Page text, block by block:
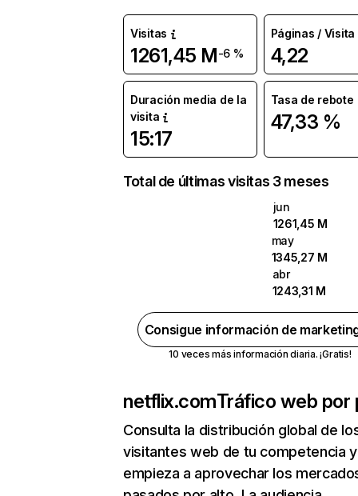
Visitas
1261,45 M-6 %
Páginas / Visita
4,22
Duración media de la
visita
15:17
Tasa de rebote
47,33 %
Total de últimas visitas 3 meses
jun
1261,45 M
may
1345,27 M
abr
1243,31 M
Consigue información de
10 veces más información diaria. ¡Gratis!
netflix.comTráfico web por
Consulta la distribución global de
visitantes web de tu competencia y
empieza a aprovechar los